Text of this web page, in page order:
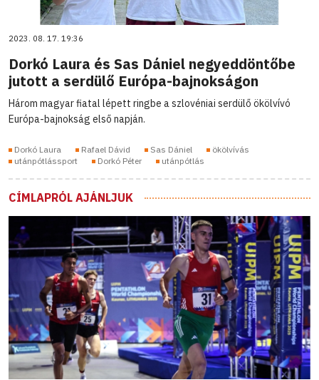
2023. 08. 17. 19:36
Dorkó Laura és Sas Dániel negyeddöntőbe
jutott a serdülő Európa-bajnokságon
Három magyar fiatal lépett ringbe a szlovéniai serdülő ökölvívó
Európa-bajnokság első napján.
Dorkó Laura Rafael Dávid Sas Dániel
ökölvívás
utánpótlássport
Dorkó Péter utánpótlás
CÍMLAPRÓL AJÁNLJUK